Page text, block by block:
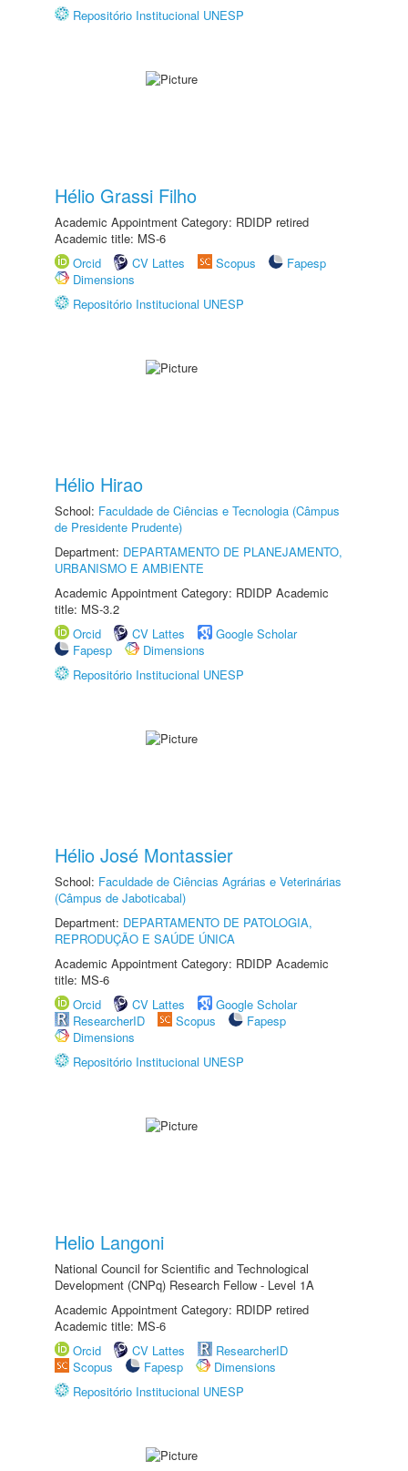
Repositório Institucional UNESP
Hélio Grassi Filho
Academic Appointment Category: RDIDP retired
Academic title: MS-6
Orcid
CV Lattes Scopus
Fapesp
Dimensions
Repositório Institucional UNESP
Hélio Hirao
School: Faculdade de Ciências e Tecnologia (Câmpus
de Presidente Prudente)
Department: DEPARTAMENTO DE PLANEJAMENTO,
URBANISMO E AMBIENTE
Academic Appointment Category: RDIDP Academic
title: MS-3.2
Orcid
CV Lattes
Google Scholar
Fapesp
Dimensions
Repositório Institucional UNESP
Hélio José Montassier
School: Faculdade de Ciências Agrárias e Veterinárias
(Câmpus de Jaboticabal)
Department: DEPARTAMENTO DE PATOLOGIA,
REPRODUÇÃO E SAÚDE ÚNICA
Academic Appointment Category: RDIDP Academic
title: MS-6
Orcid
CV Lattes
Google Scholar
ResearcherID
Scopus
Fapesp
Dimensions
Repositório Institucional UNESP
Helio Langoni
National Council for Scientific and Technological
Development (CNPq) Research Fellow - Level 1A
Academic Appointment Category: RDIDP retired
Academic title: MS-6
Orcid
CV Lattes
ResearcherID
Scopus
Fapesp
Dimensions
Repositório Institucional UNESP